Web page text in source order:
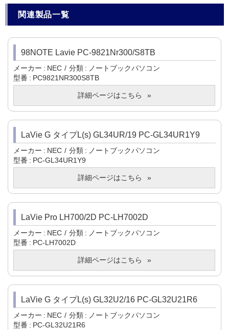
関連製品一覧
98NOTE Lavie PC-9821Nr300/S8TB
メーカー NEC 分類
ノートブックパソコン
型番
PC9821NR300S8TB
詳細ページはこちら
LaVie G タイプL(s) GL34UR/19 PC-GL34UR1Y9
メーカー NEC 分類
ノートブックパソコン
型番
PC-GL34UR1Y9
詳細ページはこちら
LaVie Pro LH700/2D PC-LH7002D
メーカー NEC 分類
ノートブックパソコン
型番
PC-LH7002D
詳細ページはこちら
LaVie G タイプL(s) GL32U2/16 PC-GL32U21R6
メーカー NEC 分類
ノートブックパソコン
型番
PC-GL32U21R6